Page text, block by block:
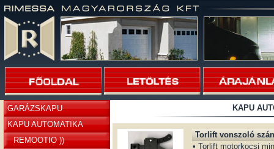
GARÁZSKAPU
KAPU AUTOMATIKA
REMOOTIO ))
KAPU
Torlift vonszoló
• Torlift motorkocsi